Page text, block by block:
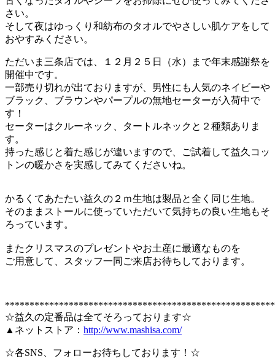
さい。
そして夜はゆっくり和紡布のタオルでやさしい肌ケアをして
おやすみください。
ただいま三条店では、１２月２５日（水）まで年末感謝祭を
開催中です。
一部売り切れが出ておりますが、男性にも人気のネイビーや
ブラック、ブラウンやパープルの無地セーターが入荷中で
す！
セーターはクルーネック、タートルネックと２種類ありま
す。
持った感じと着た感じが違いますので、ご試着して益久コッ
トンの暖かさを実感してみてくださいね。
かるくてあたたい益久の２ｍ生地は製品と全く同じ生地。
そのままストールに使っていただいて気持ちの良い生地もそ
ろっています。
またクリスマスのプレゼントやお土産に最適なものを
ご用意して、スタッフ一同ご来店お待ちしております。
☆益久の定番品は全てそろっております☆
▲ネットストア： http://www.mashisa.com/
☆各SNS、フォローお待ちしております！☆